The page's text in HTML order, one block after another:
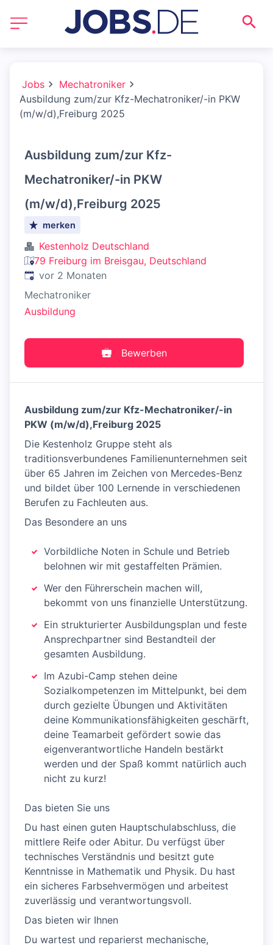
Jobs
Mechatroniker
Ausbildung zum/zur Kfz-Mechatroniker/-in PKW
(m/w/d),Freiburg 2025
Ausbildung zum/zur Kfz-
Mechatroniker/-in PKW
(m/w/d),Freiburg 2025
merken
Kestenholz Deutschland
79 Freiburg im Breisgau, Deutschland
Veröffentlicht:
vor 2 Monaten
Mechatroniker
Ausbildung
Bewerben
Ausbildung zum/zur Kfz-Mechatroniker/-in
PKW (m/w/d),Freiburg 2025
Die Kestenholz Gruppe steht als
traditionsverbundenes Familienunternehmen seit
über 65 Jahren im Zeichen von Mercedes-Benz
und bildet über 100 Lernende in verschiedenen
Berufen zu Fachleuten aus.
Das Besondere an uns
Vorbildliche Noten in Schule und Betrieb
belohnen wir mit gestaffelten Prämien.
Wer den Führerschein machen will,
bekommt von uns finanzielle Unterstützung.
Ein strukturierter Ausbildungsplan und feste
Ansprechpartner sind Bestandteil der
gesamten Ausbildung.
Im Azubi-Camp stehen deine
Sozialkompetenzen im Mittelpunkt, bei dem
durch gezielte Übungen und Aktivitäten
deine Kommunikationsfähigkeiten geschärft,
deine Teamarbeit gefördert sowie das
eigenverantwortliche Handeln bestärkt
werden und der Spaß kommt natürlich auch
nicht zu kurz!
Das bieten Sie uns
Du hast einen guten Hauptschulabschluss, die
mittlere Reife oder Abitur. Du verfügst über
technisches Verständnis und besitzt gute
Kenntnisse in Mathematik und Physik. Du hast
ein sicheres Farbsehvermögen und arbeitest
zuverlässig und verantwortungsvoll.
Das bieten wir Ihnen
Du wartest und reparierst mechanische,